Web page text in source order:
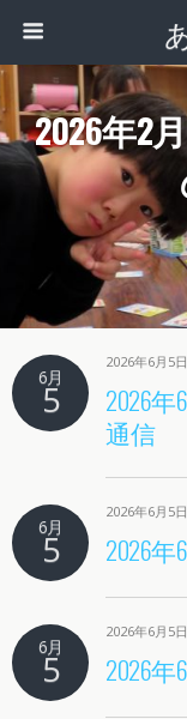
2026年2
6月
5
2026年6月5日
2026
通信
6月
5
2026年6月5日
2026年
6月
5
2026年6月5日
2026